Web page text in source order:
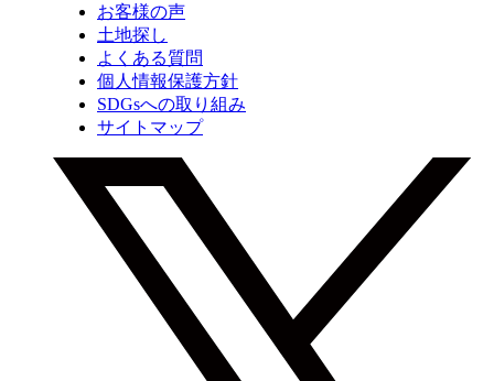
お客様の声
土地探し
よくある質問
個人情報保護方針
SDGsへの取り組み
サイトマップ